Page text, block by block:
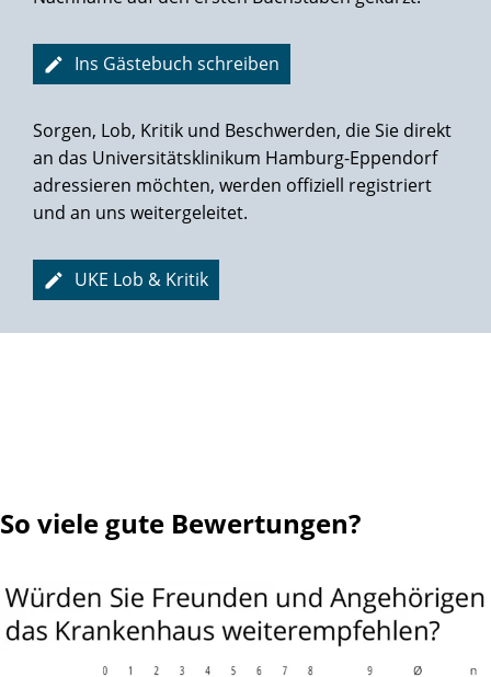
Note 1+ vergeben, Mittwoch geht's dann wieder nach
Ostfriesland, Gruß Georg F.
Ins Gästebuch schreiben
Sorgen, Lob, Kritik und Beschwerden, die Sie direkt
an das Universitätsklinikum Hamburg-Eppendorf
adressieren möchten, werden offiziell registriert
und an uns weitergeleitet.
UKE Lob & Kritik
So viele gute Bewertungen?